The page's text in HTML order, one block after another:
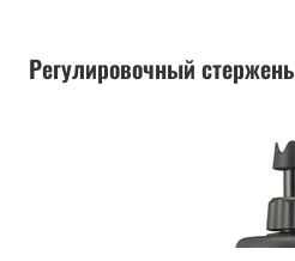
Регулировочный стержень